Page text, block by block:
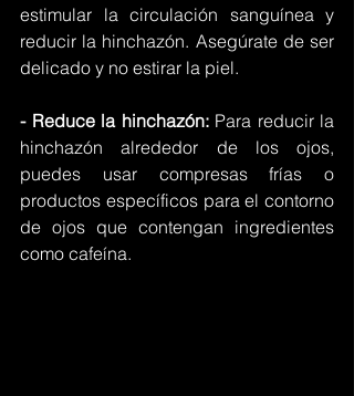
estimular la circulación sanguínea y
reducir la hinchazón. Asegúrate de ser
delicado y no estirar la piel.
- Reduce la hinchazón: Para reducir la
hinchazón alrededor de los ojos,
puedes usar compresas frías o
productos específicos para el contorno
de ojos que contengan ingredientes
como cafeína.